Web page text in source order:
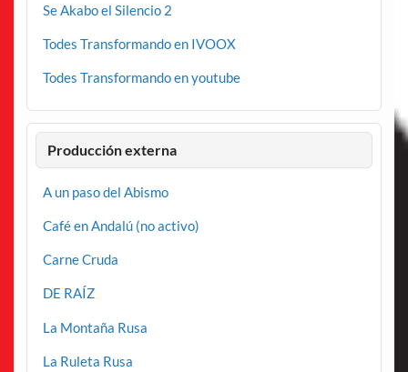
Se Akabo el Silencio 2
Todes Transformando en IVOOX
Todes Transformando en youtube
Producción externa
A un paso del Abismo
Café en Andalú (no activo)
Carne Cruda
DE RAÍZ
La Montaña Rusa
La Ruleta Rusa